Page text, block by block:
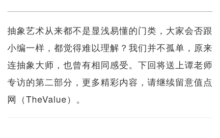
抽象艺术从来都不是显浅易懂的门类，大家会否跟
小编一样，都觉得难以理解？我们并不孤单，原来
连抽象大师，也曾有相同感受。下回将送上谭老师
专访的第二部分，更多精彩内容，请继续留意值点
网（TheValue）。